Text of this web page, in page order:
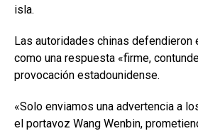
isla.
Las autoridades chinas defendieron
como una respuesta «firme,
provocación estadounidense.
«Solo enviamos una advertencia a
el portavoz Wang Wenbin,